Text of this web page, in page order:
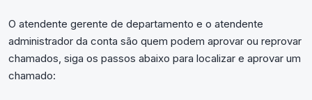
O atendente gerente de departamento e o atendente
administrador da conta são quem podem aprovar ou reprovar
chamados, siga os passos abaixo para localizar e aprovar um
chamado: